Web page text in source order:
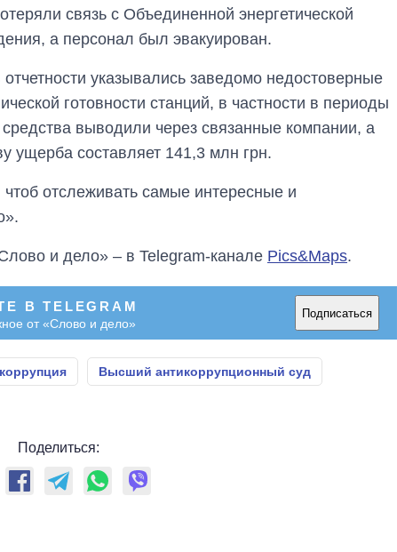
связь с Объединенной энергетической
а персонал был эвакуирован.
указывались заведомо недостоверные
готовности станций, в частности в периоды
выводили через связанные компании, а
ущерба составляет 141,3 млн грн.
чтоб отслеживать самые интересные и
и дело» – в Telegram-канале Pics&Maps.
В TELEGRAM
от «Слово и дело»
Подписаться
коррупция Высший антикоррупционный суд
Поделиться: